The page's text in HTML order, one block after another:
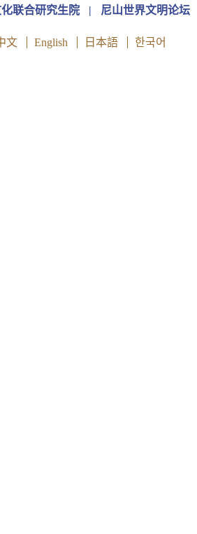
联合研究生院 | 尼山世界文明论坛
文 English 日本語 한국어